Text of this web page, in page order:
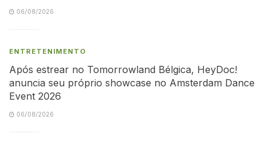
06/08/2026
ENTRETENIMENTO
Após estrear no Tomorrowland Bélgica, HeyDoc!
anuncia seu próprio showcase no Amsterdam Dance
Event 2026
06/08/2026